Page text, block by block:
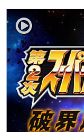
Switch™, Steam®용
확장팩’을 2026년 …